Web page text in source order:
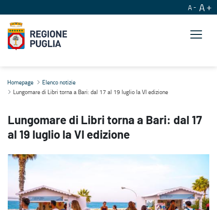
A A
Homepage
Elenco notizie
Lungomare di Libri torna a Bari: dal 17 al 19 luglio la VI edizione
Lungomare di Libri torna a Bari: dal 17
al 19 luglio la VI edizione